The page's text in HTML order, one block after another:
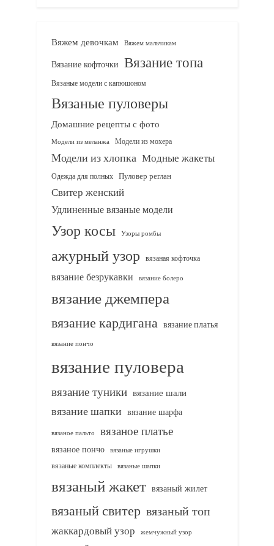
Вяжем девочкам Вяжем мальчикам
Вязание кофточки Вязание топа
Вязаные модели с капюшоном
Вязаные пуловеры
Домашние рецепты с фото
Модели из меланжа Модели из мохера
Модели из хлопка Модные жакеты
Одежда для полных Пуловер реглан
Свитер женский
Удлиненные вязаные модели
Узор косы Узоры ромбы
ажурный узор вязаная кофточка
вязание безрукавки вязание болеро
вязание джемпера
вязание кардигана вязание платья
вязание пончо
вязание пуловера
вязание туники вязание шали
вязание шапки вязание шарфа
вязаное пальто вязаное платье
вязаное пончо вязаные игрушки
вязаные комплекты
вязаные шапки
вязаный жакет вязаный жилет
вязаный свитер вязаный топ
жаккардовый узор жемчужный узор